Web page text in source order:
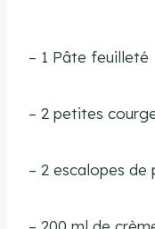
– 1 Pâte feuilleté
– 2 petites
– 2 escalopes de